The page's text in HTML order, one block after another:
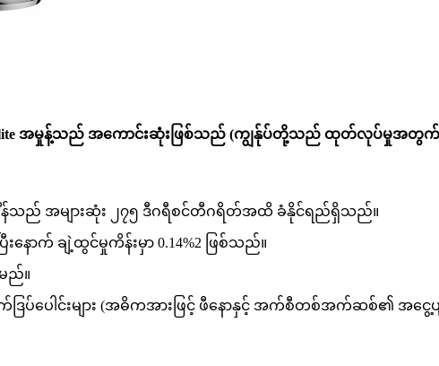
အမှုန့်သည် အကောင်းဆုံးဖြစ်သည် (ကျွန်ုပ်တို့သည် ထုတ်လုပ်မှုအတွက်
သည် အများဆုံး ၂၇၅ ဒီဂရီစင်တီဂရိတ်အထိ ခံနိုင်ရည်ရှိသည်။
ြီးနောက် ချဲ့ထွင်မှုကိန်းမှာ 0.14%2 ဖြစ်သည်။
ည်။
ဒြပ်ပေါင်းများ (အဓိကအားဖြင့် ဖီနောနှင့် အက်စီတစ်အက်ဆစ်၏ အငွ